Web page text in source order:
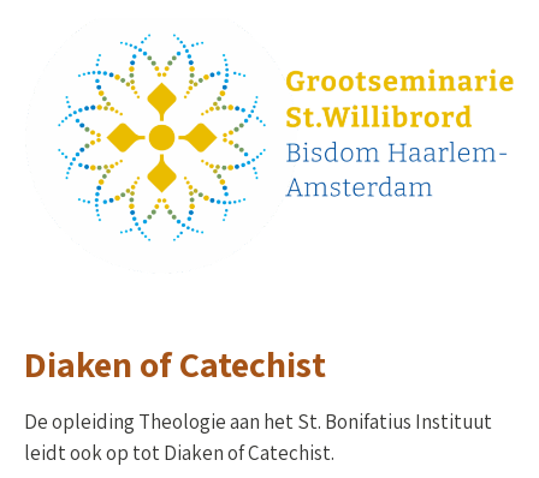
Diaken of Catechist
De opleiding Theologie aan het St. Bonifatius Instituut
leidt ook op tot Diaken of Catechist.